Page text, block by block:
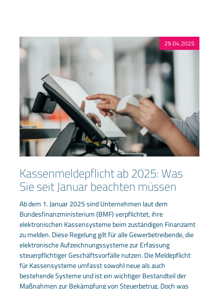
29.04.2025
Kassenmeldepflicht ab 2025: Was
Sie seit Januar beachten müssen
Ab dem 1. Januar 2025 sind Unternehmen laut dem
Bundesfinanzministerium (BMF) verpflichtet, ihre
elektronischen Kassensysteme beim zuständigen Finanzamt
zu melden. Diese Regelung gilt für alle Gewerbetreibende, die
elektronische Aufzeichnungssysteme zur Erfassung
steuerpflichtiger Geschäftsvorfälle nutzen. Die Meldepflicht
für Kassensysteme umfasst sowohl neue als auch
bestehende Systeme und ist ein wichtiger Bestandteil der
Maßnahmen zur Bekämpfung von Steuerbetrug. Doch was